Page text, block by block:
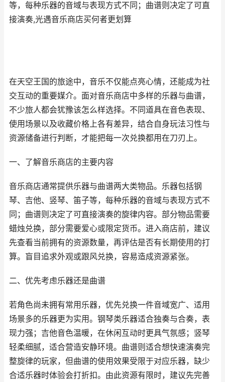
等，每种乐器的音域与表现方式不同；曲谱则决定了可直
接演奏,光遇音乐商店买何者更划算
在天空王国的旅途中，音乐不仅能点亮心情，还能成为社
交互动的重要媒介。面对音乐商店中多样的乐器与曲谱，
不少旅人都会犹豫该怎么样选择。不同道具在音色表现、
使用场景以及收藏价格上各有差异，结合自身玩法习性与
资源储备进行判断，才能把每一次兑换都用在刀刃上。
一、了解音乐商店的主要内容
音乐商店通常提供乐器与曲谱两大类物品。乐器包括钢
琴、吉他、竖琴、笛子等，每种乐器的音域与表现方式不
同；曲谱则决定了可直接演奏的旋律内容。部分物品需要
蜡烛兑换，部分需要爱心或限定货币。进入商店前，建议
先查看当前拥有的资源数量，再评估是否有长期使用的打
算。盲目追求外观或跟风兑换，容易造成资源紧张。
二、优先考虑乐器还是曲谱
若角色尚未拥有常用乐器，优先兑换一件音域宽广、适用
场景多的乐器更为实用。钢琴类乐器适合独奏与合奏，表
现力强；吉他音色温暖，在休闲互动时更具气氛感；竖琴
轻柔细腻，适合营造安静环境。曲谱则适合想快速演奏完
整旋律的玩家，但曲谱的使用效果受限于对应乐器，缺少
合适乐器时体验会打折扣。由此资源有限时，建议先完善